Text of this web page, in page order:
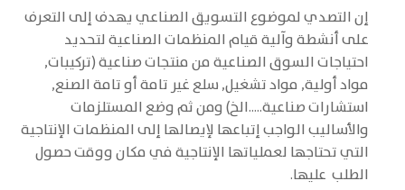
إن التصدي لموضوع التسويق الصناعي يهدف إلى التعرف
على أنشطة وآلية قيام المنظمات الصناعية لتحديد
احتياجات السوق الصناعية من منتجات صناعية (تركيبات,
مواد أولية, مواد تشغيل, سلع غير تامة أو تامة الصنع,
استشارات صناعية.....الخ) ومن ثم وضع المستلزمات
والأساليب الواجب إتباعها لإيصالها إلى المنظمات الإنتاجية
التي تحتاجها لعملياتها الإنتاجية في مكان ووقت حصول
الطلب عليها.